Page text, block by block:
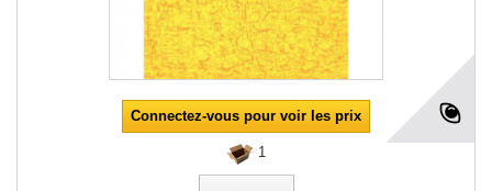
Connectez-vous pour voir les prix
1